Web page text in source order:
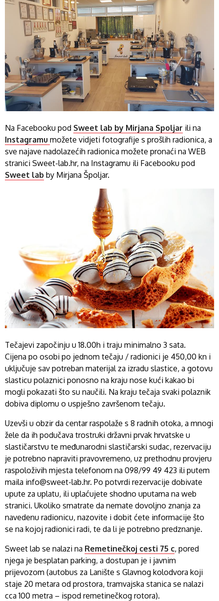
Na Facebooku pod Sweet lab by Mirjana Spoljar ili na
Instagramu možete vidjeti fotografije s prošlih radionica, a
sve najave nadolazećih radionica možete pronaći na WEB
stranici Sweet-lab.hr, na Instagramu ili Facebooku pod
Sweet lab by Mirjana Špoljar.
Tečajevi započinju u 18.00h i traju minimalno 3 sata.
Cijena po osobi po jednom tečaju / radionici je 450,00 kn i
uključuje sav potreban materijal za izradu slastice, a gotovu
slasticu polaznici ponosno na kraju nose kući kakao bi
mogli pokazati što su naučili. Na kraju tečaja svaki polaznik
dobiva diplomu o uspješno završenom tečaju.
Uzevši u obzir da centar raspolaže s 8 radnih otoka, a mnogi
žele da ih podučava trostruki državni prvak hrvatske u
slastičarstvu te međunarodni slastičarski sudac, rezervaciju
je potrebno napraviti pravovremeno, uz prethodnu provjeru
raspoloživih mjesta telefonom na 098/99 49 423 ili putem
maila info@sweet-lab.hr. Po potvrdi rezervacije dobivate
upute za uplatu, ili uplaćujete shodno uputama na web
stranici. Ukoliko smatrate da nemate dovoljno znanja za
navedenu radionicu, nazovite i dobit ćete informacije što
se na kojoj radionici radi, te da li je potrebno predznanje.
Sweet lab se nalazi na Remetinečkoj cesti 75 c, pored
njega je besplatan parking, a dostupan je i javnim
prijevozom (autobus za Lanište s Glavnog kolodvora koji
staje 20 metara od prostora, tramvajska stanica se nalazi
cca 100 metra – ispod remetinečkog rotora).